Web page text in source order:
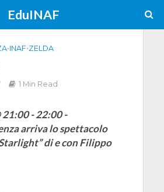
EduINAF
•INAF•ZELDA
1 Min Read
- 22:00 -
arriva lo spettacolo
di e con Filippo